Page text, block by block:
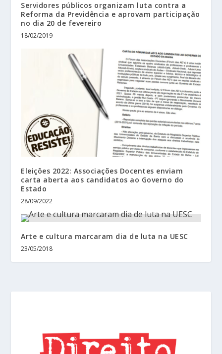
Servidores públicos organizam luta contra a
Reforma da Previdência e aprovam participação
no dia 20 de fevereiro
18/02/2019
Eleições 2022: Associações Docentes enviam
carta aberta aos candidatos ao Governo do
Estado
28/09/2022
Arte e cultura marcaram dia de luta na UESC
23/05/2018